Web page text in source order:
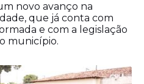
novo avanço na
que já conta com
e com a legislação
município.